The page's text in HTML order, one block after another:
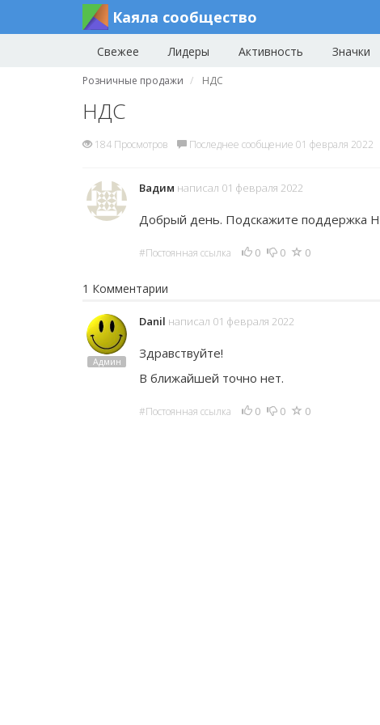
Каяла сообщество
Свежее Лидеры Активность Значки
Розничные продажи НДС
НДС
184 Просмотров Последнее сообщение 01 февраля 2022
Вадим написал 01 февраля 2022
Добрый день. Подскажите поддержка
#Постоянная ссылка 0 0 0
1 Комментарии
Админ
Danil написал 01 февраля 2022
Здравствуйте!
В ближайшей точно нет.
#Постоянная ссылка 0 0 0